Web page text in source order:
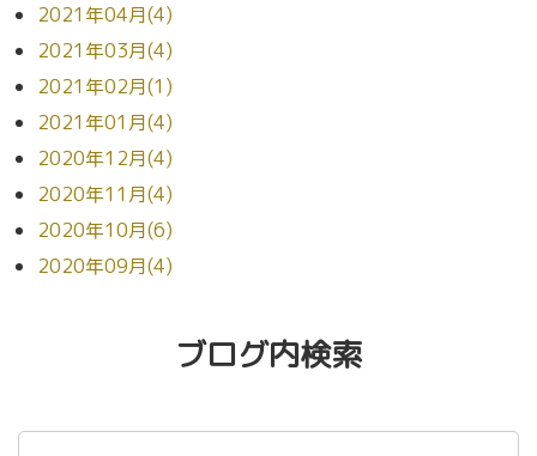
2021年04月(4)
2021年03月(4)
2021年02月(1)
2021年01月(4)
2020年12月(4)
2020年11月(4)
2020年10月(6)
2020年09月(4)
ブログ内検索